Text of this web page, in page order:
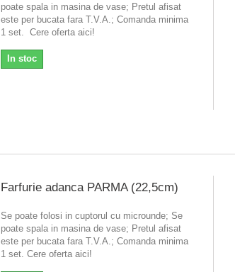
poate spala in masina de vase; Pretul afisat
este per bucata fara T.V.A.; Comanda minima
1 set. Cere oferta aici!
In stoc
Farfurie adanca PARMA (22,5cm)
Se poate folosi in cuptorul cu microunde; Se
poate spala in masina de vase; Pretul afisat
este per bucata fara T.V.A.; Comanda minima
1 set. Cere oferta aici!